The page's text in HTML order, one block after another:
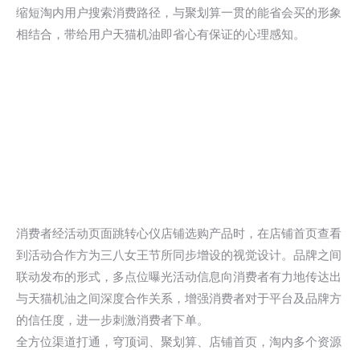
缩短淘内用户搜索消费路径，与聚划算一贯的能省会买的形象
相结合，带给用户天猫机油即省心有保证的心理感知。
消费者经活动页面跳转心仪店铺选购产品时，在店铺首页查看
到活动合作方为三八女王节所同步增设的视觉设计。品牌之间
联动发布的形式，多点位曝光活动信息向消费者有力地传达出
与天猫机油之间深度合作关系，增强消费者对于平台及品牌方
的信任度，进一步刺激消费者下单。
全方位渠道打通，穹顶词、聚划算、店铺首页，淘内多个资源